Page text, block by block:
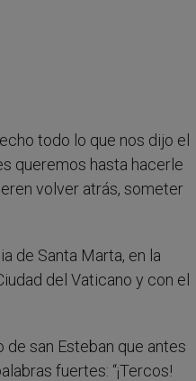
todo lo que nos dijo el
queremos hasta hacerle
volver atrás, someter
de Santa Marta, en la
del Vaticano y con el
de san Esteban que antes
fuertes: “¡Tercos!